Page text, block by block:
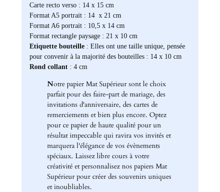
Carte recto verso : 14 x 15 cm
Format A5 portrait : 14 x 21 cm
Format A6 portrait : 10,5 x 14 cm
Format rectangle paysage : 21 x 10 cm
Etiquette bouteille: Elles ont une taille unique, pensée
pour convenir à la majorité des bouteilles : 14 x 10 cm
Rond collant : 4 cm
Notre papier Mat Supérieur sont le choix
parfait pour des faire-part de mariage, des
invitations d'anniversaire, des cartes de
remerciements et bien plus encore. Optez
pour ce papier de haute qualité pour un
résultat impeccable qui ravira vos invités et
marquera l'élégance de vos évènements
spéciaux. Laissez libre cours à votre
créativité et personnalisez nos papiers Mat
Supérieur pour créer des souvenirs uniques
et inoubliables.